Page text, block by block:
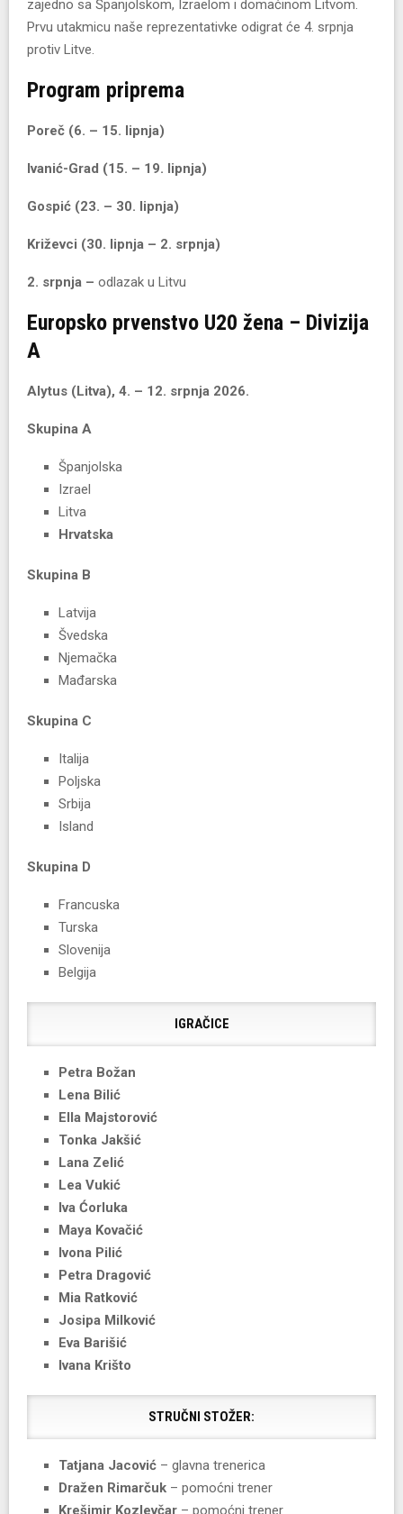
zajedno sa Španjolskom, Izraelom i domaćinom Litvom.
Prvu utakmicu naše reprezentativke odigrat će 4. srpnja
protiv Litve.
Program priprema
Poreč (6. – 15. lipnja)
Ivanić-Grad (15. – 19. lipnja)
Gospić (23. – 30. lipnja)
Križevci (30. lipnja – 2. srpnja)
2. srpnja – odlazak u Litvu
Europsko prvenstvo U20 žena – Divizija
A
Alytus (Litva), 4. – 12. srpnja 2026.
Skupina A
Španjolska
Izrael
Litva
Hrvatska
Skupina B
Latvija
Švedska
Njemačka
Mađarska
Skupina C
Italija
Poljska
Srbija
Island
Skupina D
Francuska
Turska
Slovenija
Belgija
IGRAČICE
Petra Božan
Lena Bilić
Ella Majstorović
Tonka Jakšić
Lana Zelić
Lea Vukić
Iva Ćorluka
Maya Kovačić
Ivona Pilić
Petra Dragović
Mia Ratković
Josipa Milković
Eva Barišić
Ivana Krišto
STRUČNI STOŽER:
Tatjana Jacović – glavna trenerica
Dražen Rimarčuk – pomoćni trener
Krešimir Kozlevčar – pomoćni trener